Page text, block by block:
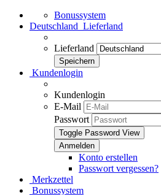
Bonussystem
Deutschland Lieferland
Lieferland
Kundenlogin
Kundenlogin
E-Mail
Passwort
Toggle Password View
Konto erstellen
Passwort vergessen?
Merkzettel
Bonussystem